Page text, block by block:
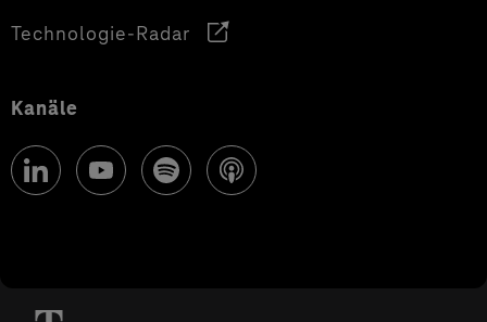
Technologie-Radar
Kanäle